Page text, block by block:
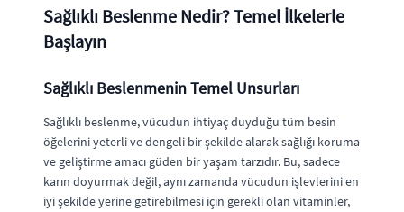
Sağlıklı Beslenme Nedir? Temel İlkelerle
Başlayın
Sağlıklı Beslenmenin Temel Unsurları
Sağlıklı beslenme, vücudun ihtiyaç duyduğu tüm besin
öğelerini yeterli ve dengeli bir şekilde alarak sağlığı koruma
ve geliştirme amacı güden bir yaşam tarzıdır. Bu, sadece
karın doyurmak değil, aynı zamanda vücudun işlevlerini en
iyi şekilde yerine getirebilmesi için gerekli olan vitaminler,